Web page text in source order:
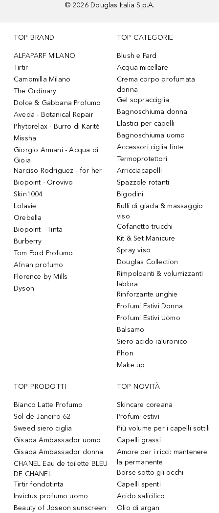
© 2026 Douglas Italia S.p.A.
TOP BRAND
ALFAPARF MILANO
Tirtir
Camomilla Milano
The Ordinary
Dolce & Gabbana Profumo
Aveda - Botanical Repair
Phytorelax - Burro di Karitè
Missha
Giorgio Armani - Acqua di
Gioia
Narciso Rodriguez - for her
Biopoint - Orovivo
Skin1004
Lolavie
Orebella
Biopoint - Tinta
Burberry
Tom Ford Profumo
Afnan profumo
Florence by Mills
Dyson
TOP CATEGORIE
Blush e Fard
Acqua micellare
Crema corpo profumata
donna
Gel sopracciglia
Bagnoschiuma donna
Elastici per capelli
Bagnoschiuma uomo
Accessori ciglia finte
Termoprotettori
Arricciacapelli
Spazzole rotanti
Bigodini
Rulli di giada & massaggio
viso
Cofanetto trucchi
Kit & Set Manicure
Spray viso
Douglas Collection
Rimpolpanti & volumizzanti
labbra
Rinforzante unghie
Profumi Estivi Donna
Profumi Estivi Uomo
Balsamo
Siero acido ialuronico
Phon
Make up
TOP PRODOTTI
Bianco Latte Profumo
Sol de Janeiro 62
Sweed siero ciglia
Gisada Ambassador uomo
Gisada Ambassador donna
CHANEL Eau de toilette BLEU
DE CHANEL
Tirtir fondotinta
Invictus profumo uomo
Beauty of Joseon sunscreen
TOP NOVITÀ
Skincare coreana
Profumi estivi
Più volume per i capelli sottili
Capelli grassi
Amore per i ricci: mantenere
la permanente
Borse sotto gli occhi
Capelli spenti
Acido salicilico
Olio di argan